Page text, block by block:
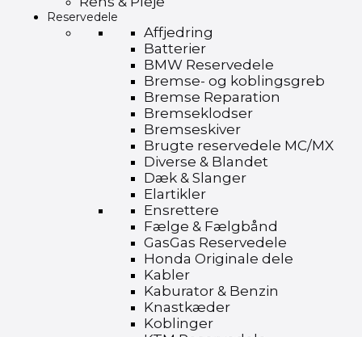
Reservedele
Affjedring
Batterier
BMW Reservedele
Bremse- og koblingsgreb
Bremse Reparation
Bremseklodser
Bremseskiver
Brugte reservedele MC/MX
Diverse & Blandet
Dæk & Slanger
Elartikler
Ensrettere
Fælge & Fælgbånd
GasGas Reservedele
Honda Originale dele
Kabler
Kaburator & Benzin
Knastkæder
Koblinger